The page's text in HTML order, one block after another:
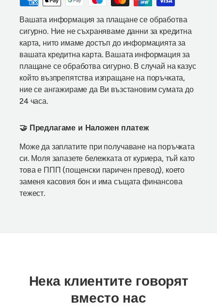
Вашата информация за плащане се обработва
сигурно. Ние не съхраняваме данни за кредитна
карта, нито имаме достъп до информацията за
вашата кредитна карта. Вашата информация за
плащане се обработва сигурно. В случай на казус
който възпрепятства изпращане на поръчката,
ние се ангажираме да Ви възстановим сумата до
24 часа.
🤝 Предлагаме и Наложен платеж
Може да заплатите при получаване на поръчката
си. Моля запазете бележката от куриера, тъй като
това е ППП (пощенски паричен превод), което
заменя касовия бон и има същата финансова
тежест.
Нека клиентите говорят
вместо нас